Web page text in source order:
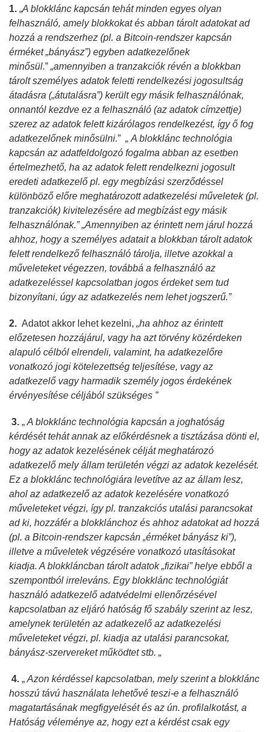
1. „A blokklánc kapcsán tehát minden egyes olyan
felhasználó, amely blokkokat és abban tárolt adatokat ad
hozzá a rendszerhez (pl. a Bitcoin-rendszer kapcsán
érméket „bányász”) egyben adatkezelőnek
minősül.” „amennyiben a tranzakciók révén a blokkban
tárolt személyes adatok feletti rendelkezési jogosultság
átadásra („átutalásra”) került egy másik felhasználónak,
onnantól kezdve ez a felhasználó (az adatok címzettje)
szerez az adatok felett kizárólagos rendelkezést, így ő fog
adatkezelőnek minősülni.” „ A blokklánc technológia
kapcsán az adatfeldolgozó fogalma abban az esetben
értelmezhető, ha az adatok felett rendelkezni jogosult
eredeti adatkezelő pl. egy megbízási szerződéssel
különböző előre meghatározott adatkezelési műveletek (pl.
tranzakciók) kivitelezésére ad megbízást egy másik
felhasználónak.” „Amennyiben az érintett nem járul hozzá
ahhoz, hogy a személyes adatait a blokkban tárolt adatok
felett rendelkező felhasználó tárolja, illetve azokkal a
műveleteket végezzen, továbbá a felhasználó az
adatkezeléssel kapcsolatban jogos érdeket sem tud
bizonyítani, úgy az adatkezelés nem lehet jogszerű.”
2. Adatot akkor lehet kezelni, „ha ahhoz az érintett
előzetesen hozzájárul, vagy ha azt törvény közérdeken
alapuló célból elrendeli, valamint, ha adatkezelőre
vonatkozó jogi kötelezettség teljesítése, vagy az
adatkezelő vagy harmadik személy jogos érdekének
érvényesítése céljából szükséges ”
3. „ A blokklánc technológia kapcsán a joghatóság
kérdését tehát annak az előkérdésnek a tisztázása dönti el,
hogy az adatok kezelésének célját meghatározó
adatkezelő mely állam területén végzi az adatok kezelését.
Ez a blokklánc technológiára levetítve az az állam lesz,
ahol az adatkezelő az adatok kezelésére vonatkozó
műveleteket végzi, így pl. tranzakciós utalási parancsokat
ad ki, hozzáfér a blokklánchoz és ahhoz adatokat ad hozzá
(pl. a Bitcoin-rendszer kapcsán „érméket bányász ki”),
illetve a műveletek végzésére vonatkozó utasításokat
kiadja. A blokkláncban tárolt adatok „fizikai” helye ebből a
szempontból irreleváns. Egy blokklánc technológiát
használó adatkezelő adatvédelmi ellenőrzésével
kapcsolatban az eljáró hatóság fő szabály szerint az lesz,
amelynek területén az adatkezelő az adatkezelési
műveleteket végzi, pl. kiadja az utalási parancsokat,
bányász-szervereket működtet stb. „
4. „ Azon kérdéssel kapcsolatban, mely szerint a blokklánc
hosszú távú használata lehetővé teszi-e a felhasználó
magatartásának megfigyelését és az ún. profilalkotást, a
Hatóság véleménye az, hogy ezt a kérdést csak egy